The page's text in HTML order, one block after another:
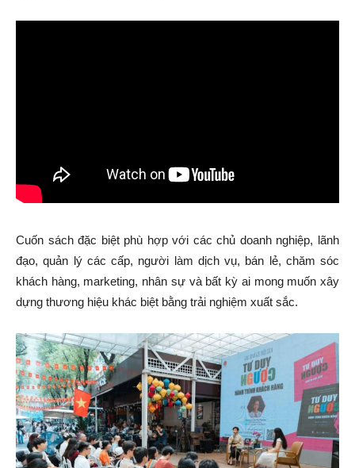
Cuốn sách đặc biệt phù hợp với các chủ doanh nghiệp, lãnh
đạo, quản lý các cấp, người làm dịch vụ, bán lẻ, chăm sóc
khách hàng, marketing, nhân sự và bất kỳ ai mong muốn xây
dựng thương hiệu khác biệt bằng trải nghiệm xuất sắc.